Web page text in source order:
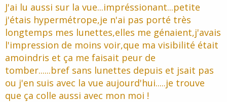
J'ai lu aussi sur la vue...impréssionant...petite
j'étais hypermétrope,je n'ai pas porté très
longtemps mes lunettes,elles me génaient,j'avais
l'impression de moins voir,que ma visibilité était
amoindris et ça me faisait peur de
tomber......bref sans lunettes depuis et jsait pas
ou j'en suis avec la vue aujourd'hui.....je trouve
que ça colle aussi avec mon moi !